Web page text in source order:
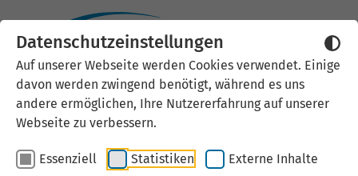
Datenschutzeinstellungen
Auf unserer Webseite werden Cookies verwendet. Einige
davon werden zwingend benötigt, während es uns
andere ermöglichen, Ihre Nutzererfahrung auf unserer
Webseite zu verbessern.
Essenziell Statistiken Externe Inhalte
Externen Inhalt laden
Wir verwenden auf unserer
Website externe Inhalte, um Ihnen
zusätzliche Informationen
anzubieten. Einige externe Inhalte